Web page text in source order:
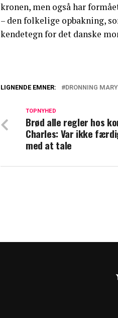
kronen, men også har
– den folkelige opbakning,
kendetegn for det danske
gør det?
Kong Frederik og
arrangement: Det
LIGNENDE EMNER: DRONNING MARY
TOPNYHED
Brød alle regler hos
Charles: Var ikke
med at tale